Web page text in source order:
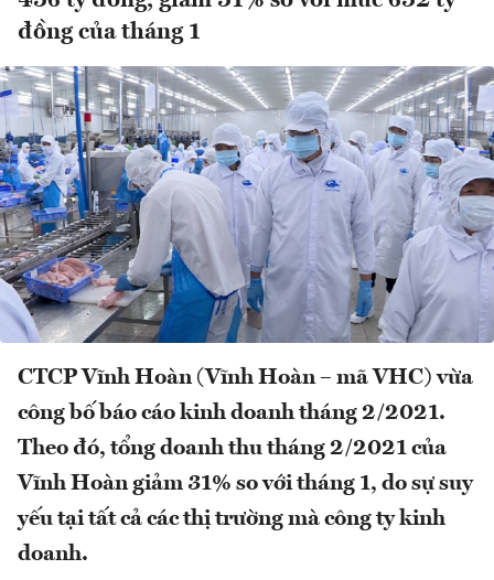
đồng của tháng 1
CTCP Vĩnh Hoàn (Vĩnh Hoàn – mã VHC) vừa
công bố báo cáo kinh doanh tháng 2/2021.
Theo đó, tổng doanh thu tháng 2/2021 của
Vĩnh Hoàn giảm 31% so với tháng 1, do sự suy
yếu tại tất cả các thị trường mà công ty kinh
doanh.